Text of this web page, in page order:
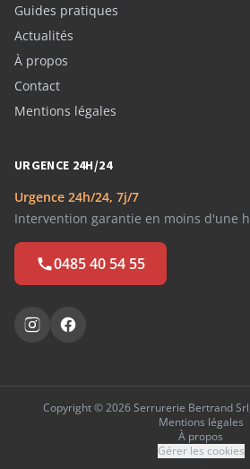
Guides pratiques
Actualités
À propos
Contact
Mentions légales
URGENCE 24H/24
Urgence 24h/24, 7j/7
Intervention garantie en moins d'une
0485 40 54 55
Copyright © 2026 Serrurerie Bertrand
Mentions légales
À propos
Gérer les cookies